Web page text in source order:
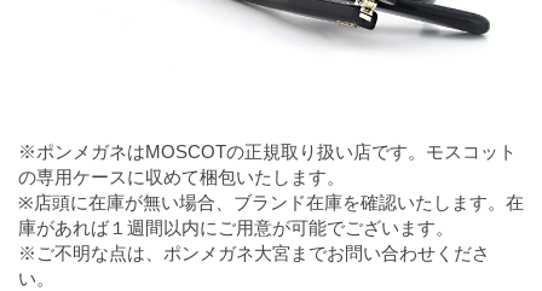
※ポンメガネはMOSCOTの正規取り扱い店です。モスコット
の専用ケースに収めて梱包いたします。
※店頭に在庫が無い場合、ブランド在庫を確認いたします。在
庫があれば１週間以内にご用意が可能でございます。
※ご不明な点は、ポンメガネ大宮までお問い合わせくださ
い。